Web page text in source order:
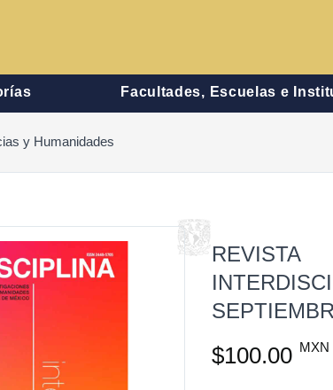
Facultades, Escuelas e
y Humanidades
REVISTA
$100.00 MXN